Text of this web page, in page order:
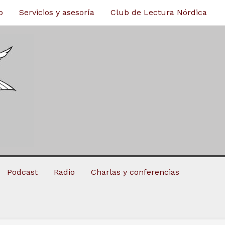
Servicios y asesoría Club de Lectura Nórdica
Podcast Radio Charlas y conferencias